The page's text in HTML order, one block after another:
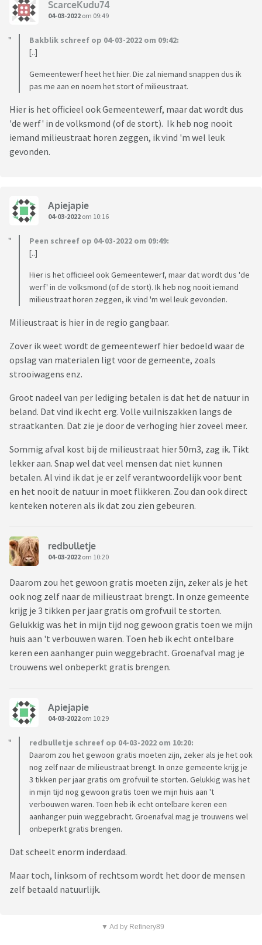
ScarceKudu74
04-03-2022 om 09:49
Bakblik schreef op 04-03-2022 om 09:42:
[..]
Gemeentewerf heet het hier. Die zal niemand snappen dus ik
pas me aan en noem het stort of milieustraat.
Hier is het officieel ook Gemeentewerf, maar dat wordt dus
'de werf' in de volksmond (of de stort). Ik heb nog nooit
iemand milieustraat horen zeggen, ik vind 'm wel leuk
gevonden.
Apiejapie
04-03-2022 om 10:16
Peen schreef op 04-03-2022 om 09:49:
[..]
Hier is het officieel ook Gemeentewerf, maar dat wordt dus 'de
werf' in de volksmond (of de stort). Ik heb nog nooit iemand
milieustraat horen zeggen, ik vind 'm wel leuk gevonden.
Milieustraat is hier in de regio gangbaar.
Zover ik weet wordt de gemeentewerf hier bedoeld waar de
opslag van materialen ligt voor de gemeente, zoals
strooiwagens enz.
Groot nadeel van per lediging betalen is dat het de natuur in
beland. Dat vind ik echt erg. Volle vuilniszakken langs de
straatkanten. Dat zie je door de verhoging hier zoveel meer.
Sommig afval kost bij de milieustraat hier 50m3, zag ik. Tikt
lekker aan. Snap wel dat veel mensen dat niet kunnen
betalen. Al vind ik dat je er zelf verantwoordelijk voor bent
en het nooit de natuur in moet flikkeren. Zou dan ook direct
kenteken noteren als ik dat zou zien gebeuren.
redbulletje
04-03-2022 om 10:20
Daarom zou het gewoon gratis moeten zijn, zeker als je het
ook nog zelf naar de milieustraat brengt. In onze gemeente
krijg je 3 tikken per jaar gratis om grofvuil te storten.
Gelukkig was het in mijn tijd nog gewoon gratis toen we mijn
huis aan 't verbouwen waren. Toen heb ik echt ontelbare
keren een aanhanger puin weggebracht. Groenafval mag je
trouwens wel onbeperkt gratis brengen.
Apiejapie
04-03-2022 om 10:29
redbulletje schreef op 04-03-2022 om 10:20:
Daarom zou het gewoon gratis moeten zijn, zeker als je het ook
nog zelf naar de milieustraat brengt. In onze gemeente krijg je
3 tikken per jaar gratis om grofvuil te storten. Gelukkig was het
in mijn tijd nog gewoon gratis toen we mijn huis aan 't
verbouwen waren. Toen heb ik echt ontelbare keren een
aanhanger puin weggebracht. Groenafval mag je trouwens wel
onbeperkt gratis brengen.
Dat scheelt enorm inderdaad.
Maar toch, linksom of rechtsom wordt het door de mensen
zelf betaald natuurlijk.
▼ Ad by Refinery89